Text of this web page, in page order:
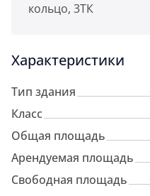
кольцо, 3ТК
Характеристики
Тип здания
Класс
Общая площадь
Арендуемая площадь
Свободная площадь